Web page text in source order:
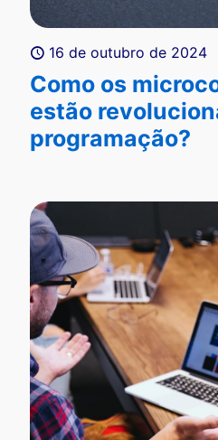
16 de outubro de 2024
Como os
estão
programação?